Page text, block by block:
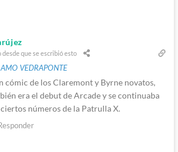
desde que se escribió esto
AMO VEDRAPONTE
cómic de los Claremont y Byrne novatos,
era el debut de Arcade y se continuaba
números de la Patrulla X.